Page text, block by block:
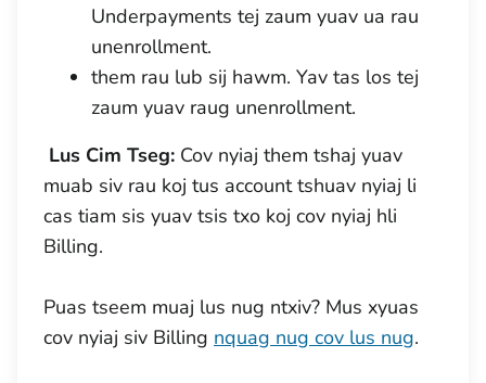
Underpayments tej zaum yuav ua rau
unenrollment.
them rau lub sij hawm. Yav tas los tej
zaum yuav raug unenrollment.
Lus Cim Tseg: Cov nyiaj them tshaj yuav
muab siv rau koj tus account tshuav nyiaj li
cas tiam sis yuav tsis txo koj cov nyiaj hli
Billing.
Puas tseem muaj lus nug ntxiv? Mus xyuas
cov nyiaj siv Billing nquag nug cov lus nug.